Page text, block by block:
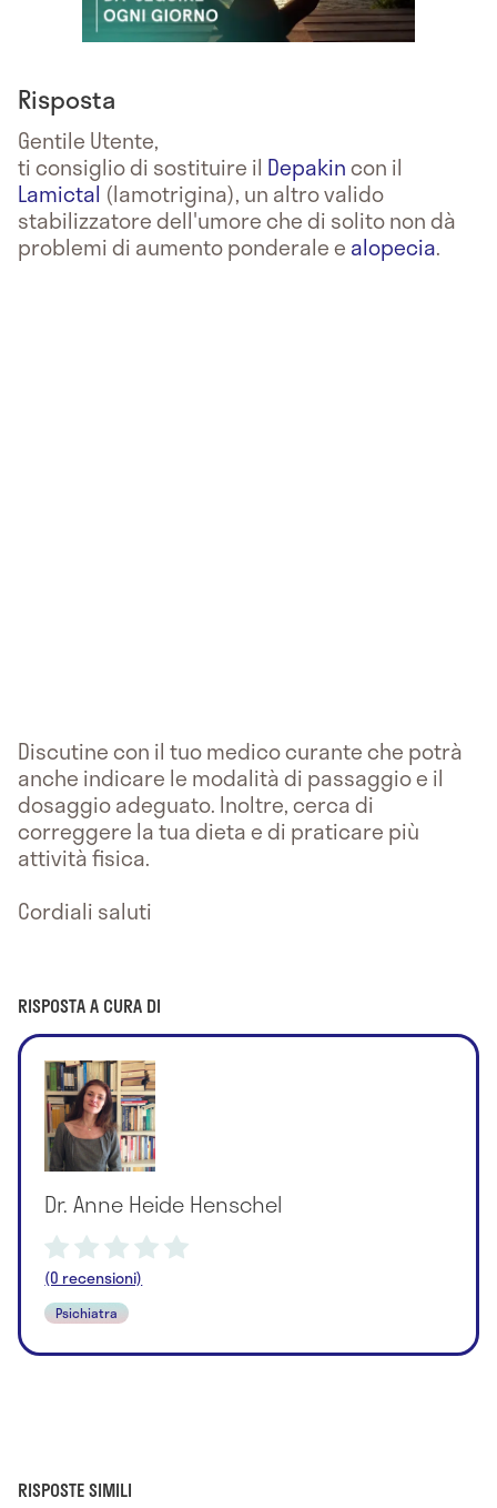
Risposta
Gentile Utente,
ti consiglio di sostituire il Depakincon il
Lamictal (lamotrigina), un altro valido
stabilizzatore dell'umore che di solito non dà
problemi di aumento ponderale e alopecia.
Discutine con il tuo medico curante che potrà
anche indicare le modalità di passaggio e il
dosaggio adeguato. Inoltre, cerca di
correggere la tua dieta e di praticare più
attività fisica.
Cordiali saluti
RISPOSTA A CURA DI
Dr. Anne Heide Henschel
(0 recensioni)
Psichiatra
RISPOSTE SIMILI